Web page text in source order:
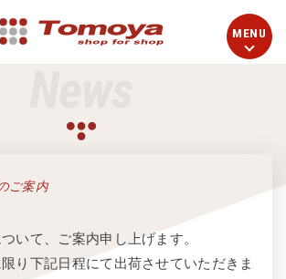
ご案内
いて、ご案内申し上げます。
り下記日程にて出荷させていただきま